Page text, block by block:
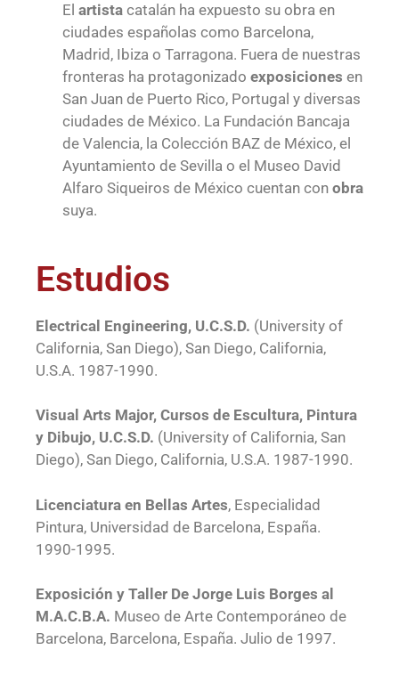
El artista catalán ha expuesto su obra en
ciudades españolas como Barcelona,
Madrid, Ibiza o Tarragona. Fuera de nuestras
fronteras ha protagonizado exposiciones en
San Juan de Puerto Rico, Portugal y diversas
ciudades de México. La Fundación Bancaja
de Valencia, la Colección BAZ de México, el
Ayuntamiento de Sevilla o el Museo David
Alfaro Siqueiros de México cuentan con obra
suya.
Estudios
Electrical Engineering, U.C.S.D. (University of
California, San Diego), San Diego, California,
U.S.A. 1987-1990.
Visual Arts Major, Cursos de Escultura, Pintura
y Dibujo, U.C.S.D. (University of California, San
Diego), San Diego, California, U.S.A. 1987-1990.
Licenciatura en Bellas Artes, Especialidad
Pintura, Universidad de Barcelona, España.
1990-1995.
Exposición y Taller De Jorge Luis Borges al
M.A.C.B.A. Museo de Arte Contemporáneo de
Barcelona, Barcelona, España. Julio de 1997.